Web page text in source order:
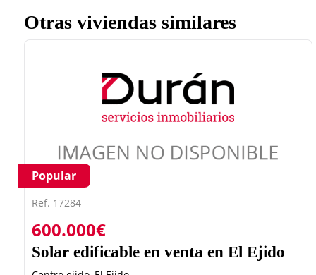
Otras viviendas similares
Popular
Ref. 17284
600.000€
Solar edificable en venta en El Ejido